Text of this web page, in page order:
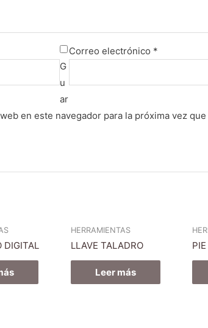
Correo electrónico *
G
u
ar
en este navegador para la próxima vez
DIGITAL
HERRAMIENTAS
LLAVE TALADRO
Leer más